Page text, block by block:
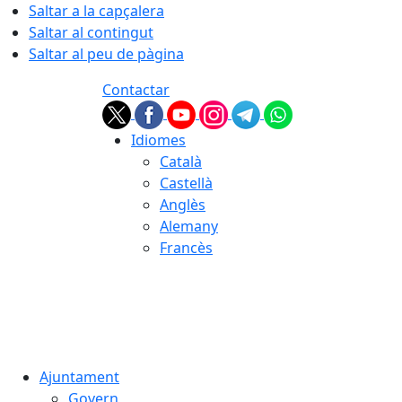
Saltar a la capçalera
Saltar al contingut
Saltar al peu de pàgina
Contactar
Idiomes
Català
Castellà
Anglès
Alemany
Francès
Ajuntament